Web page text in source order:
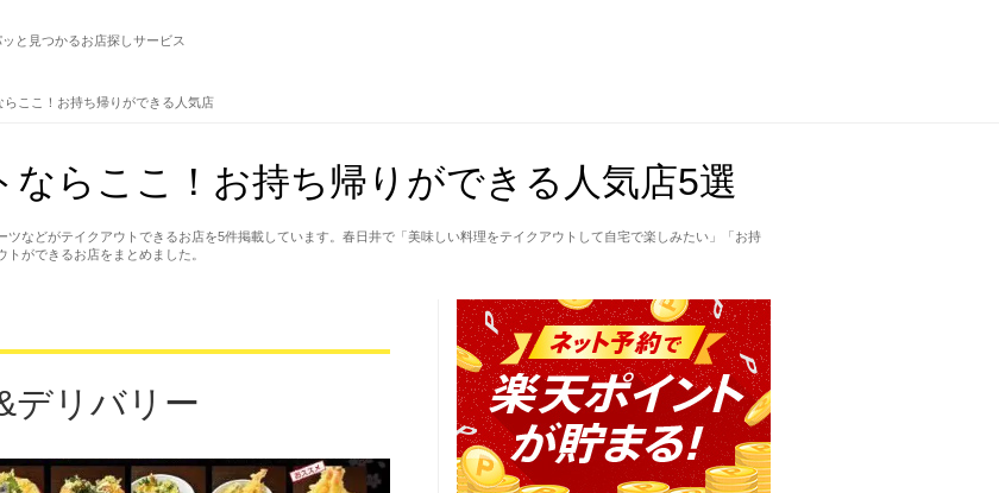
と見つかるお店探しサービス
ここ！お持ち帰りができる人気店
らここ！お持ち帰りができる人気店5選
などがテイクアウトできるお店を5件掲載しています。春日井で「美味しい料理をテイクアウトして自宅で楽しみたい」「お持
ができるお店をまとめました。
デリバリー